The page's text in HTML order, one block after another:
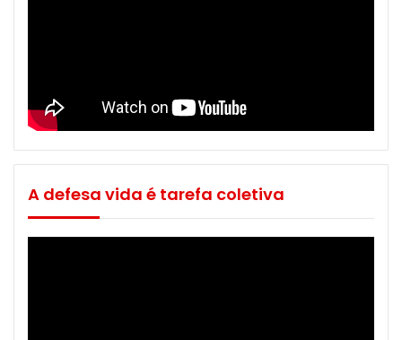
A defesa vida é tarefa coletiva